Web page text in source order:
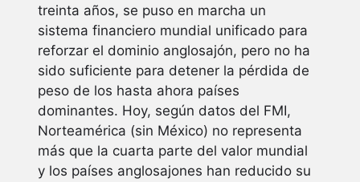
treinta años, se puso en marcha un
sistema financiero mundial unificado para
reforzar el dominio anglosajón, pero no ha
sido suficiente para detener la pérdida de
peso de los hasta ahora países
dominantes. Hoy, según datos del FMI,
Norteamérica (sin México) no representa
más que la cuarta parte del valor mundial
y los países anglosajones han reducido su